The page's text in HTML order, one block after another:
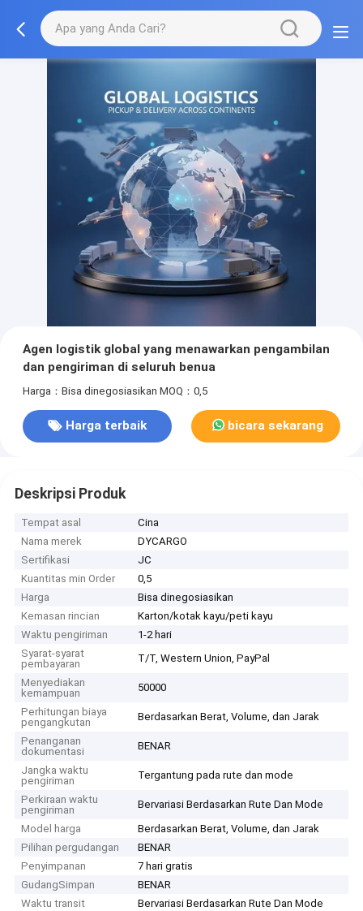
Agen logistik global yang menawarkan pengambilan
dan pengiriman di seluruh benua
Harga：Bisa dinegosiasikan MOQ：0,5
Harga terbaik bicara sekarang
Deskripsi Produk
Tempat asal
Cina
Nama merek
DYCARGO
Sertifikasi
JC
Kuantitas min Order
0,5
Harga
Bisa dinegosiasikan
Kemasan rincian
Karton/kotak kayu/peti kayu
Waktu pengiriman
1-2 hari
Syarat-syarat
pembayaran
T/T, Western Union, PayPal
Menyediakan
kemampuan
50000
Perhitungan biaya
pengangkutan
Berdasarkan Berat, Volume, dan Jarak
Penanganan
dokumentasi
BENAR
Jangka waktu
pengiriman
Tergantung pada rute dan mode
Perkiraan waktu
pengiriman
Bervariasi Berdasarkan Rute Dan Mode
Model harga
Berdasarkan Berat, Volume, dan Jarak
Pilihan pergudangan
BENAR
Penyimpanan
7 hari gratis
GudangSimpan
BENAR
Waktu transit
Bervariasi Berdasarkan Rute Dan Mode